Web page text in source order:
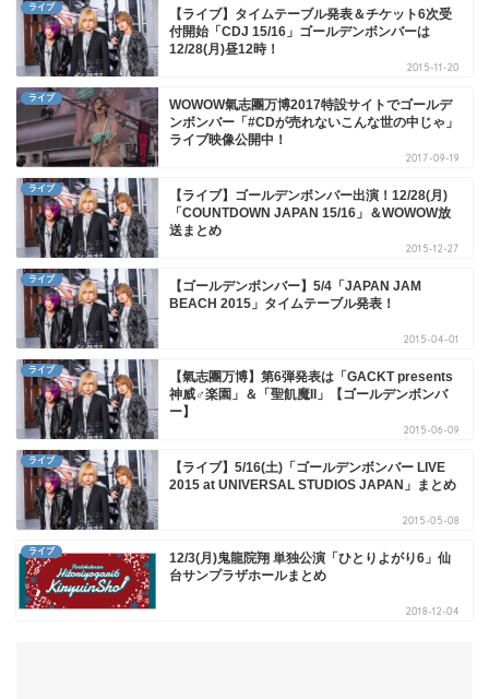
ライブ
【ライブ】タイムテーブル発表＆チケット6次受
付開始「CDJ 15/16」ゴールデンボンバーは
12/28(月)昼12時！
2015-11-20
ライブ
WOWOW氣志團万博2017特設サイトでゴールデ
ンボンバー「#CDが売れないこんな世の中じゃ」
ライブ映像公開中！
2017-09-19
ライブ
【ライブ】ゴールデンボンバー出演！12/28(月)
「COUNTDOWN JAPAN 15/16」＆WOWOW放
送まとめ
2015-12-27
ライブ
【ゴールデンボンバー】5/4「JAPAN JAM
BEACH 2015」タイムテーブル発表！
2015-04-01
ライブ
【氣志團万博】第6弾発表は「GACKT presents
神威♂楽園」＆「聖飢魔II」【ゴールデンボンバ
ー】
2015-06-09
ライブ
【ライブ】5/16(土)「ゴールデンボンバー LIVE
2015 at UNIVERSAL STUDIOS JAPAN」まとめ
2015-05-08
ライブ
12/3(月)鬼龍院翔 単独公演「ひとりよがり6」仙
台サンプラザホールまとめ
2018-12-04